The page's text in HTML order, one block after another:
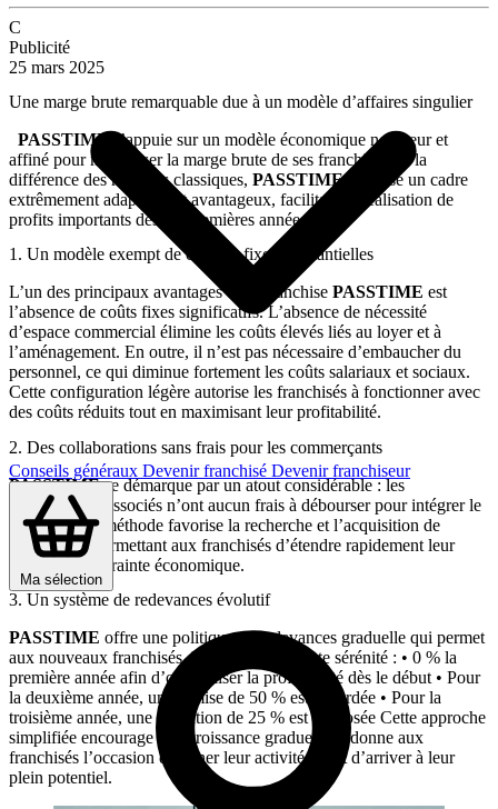
Conseils généraux Devenir franchisé Devenir franchiseur
Ma sélection
C
Publicité
25 mars 2025
Une marge brute remarquable due à un modèle d’affaires singulier
PASSTIME
s’appuie sur un modèle économique novateur et
affiné pour maximiser la marge brute de ses franchisés. À la
différence des modèles classiques, PASSTIME
propose un cadre
extrêmement adaptable et avantageux, facilitant la réalisation de
profits importants dès les premières années.
1. Un modèle exempt de charges fixes substantielles
L’un des principaux avantages de la franchise PASSTIME est
l’absence de coûts fixes significatifs. L’absence de nécessité
d’espace commercial élimine les coûts élevés liés au loyer et à
l’aménagement. En outre, il n’est pas nécessaire d’embaucher du
personnel, ce qui diminue fortement les coûts salariaux et sociaux.
Cette configuration légère autorise les franchisés à fonctionner avec
des coûts réduits tout en maximisant leur profitabilité.
2. Des collaborations sans frais pour les commerçants
PASSTIMEse démarque par un atout considérable : les
commerçants associés n’ont aucun frais à débourser pour intégrer le
réseau. Cette méthode favorise la recherche et l’acquisition de
partenaires, permettant aux franchisés d’étendre rapidement leur
offre sans contrainte économique.
3. Un système de redevances évolutif
PASSTIME offre une politique de redevances graduelle qui permet
aux nouveaux franchisés de démarrer en toute sérénité : • 0 % la
première année afin d’optimaliser la profitabilité dès le début • Pour
la deuxième année, une remise de 50 % est accordée • Pour la
troisième année, une réduction de 25 % est proposée Cette approche
simplifiée encourage une croissance graduelle et donne aux
franchisés l’occasion d’affiner leur activité avant d’arriver à leur
plein potentiel.